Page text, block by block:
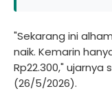
"Sekarang ini
naik. Kemarin
Rp22.300,"
(26/5/2026).